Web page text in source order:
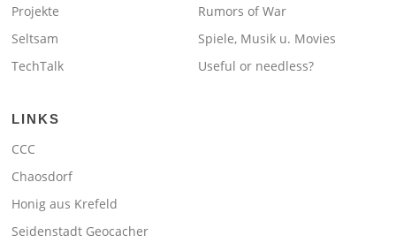
Projekte
Rumors of War
Seltsam
Spiele, Musik u. Movies
TechTalk
Useful or needless?
LINKS
CCC
Chaosdorf
Honig aus Krefeld
Seidenstadt Geocacher